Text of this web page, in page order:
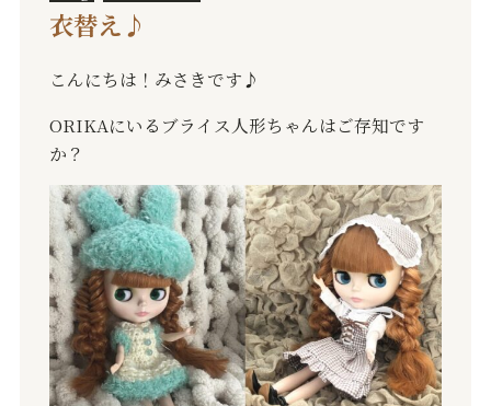
衣替え♪
こんにちは！みさきです♪
ORIKAにいるブライス人形ちゃんはご存知です
か？